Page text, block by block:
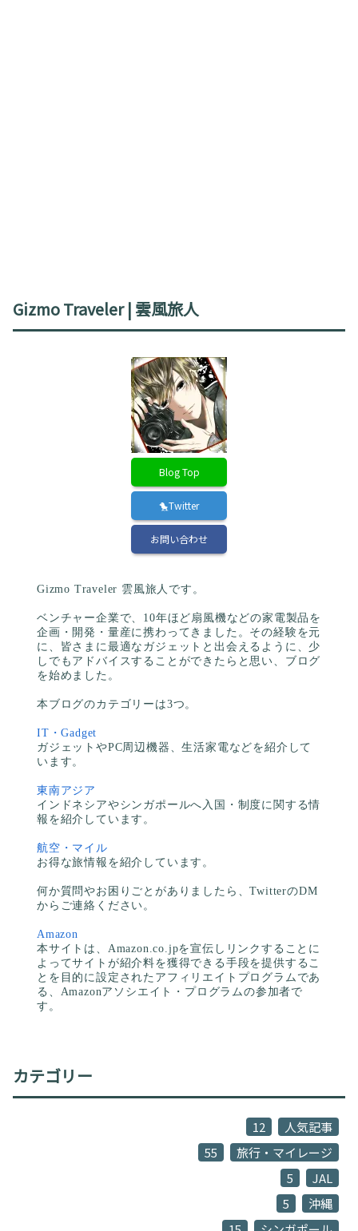
Gizmo Traveler | 雲風旅人
Blog Top
🐤Twitter
お問い合わせ
Gizmo Traveler 雲風旅人です。
ベンチャー企業で、10年ほど扇風機などの家電製品を
企画・開発・量産に携わってきました。その経験を元
に、皆さまに最適なガジェットと出会えるように、少
しでもアドバイスすることができたらと思い、ブログ
を始めました。
本ブログのカテゴリーは3つ。
IT・Gadget
ガジェットやPC周辺機器、生活家電などを紹介して
います。
東南アジア
インドネシアやシンガポールへ入国・制度に関する情
報を紹介しています。
航空・マイル
お得な旅情報を紹介しています。
何か質問やお困りごとがありましたら、TwitterのDM
からご連絡ください。
Amazon
本サイトは、Amazon.co.jpを宣伝しリンクすることに
よってサイトが紹介料を獲得できる手段を提供するこ
とを目的に設定されたアフィリエイトプログラムであ
る、Amazonアソシエイト・プログラムの参加者で
す。
カテゴリー
人気記事
12
旅行・マイレージ
55
JAL
5
沖縄
5